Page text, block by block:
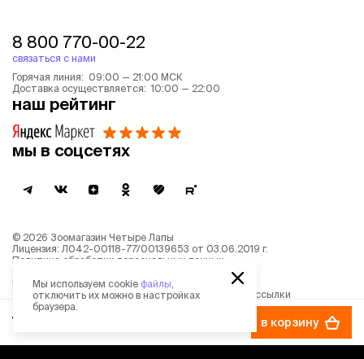
737 ₽ в корзину
8 800 770-00-22
связаться с нами
Горячая линия: 09:00 — 21:00 МСК
Доставка осуществляется: 10:00 — 22:00
наш рейтинг
мы в соцсетях
© 2026 Зоомагазин Четыре Лапы
Лицензия: Л042-00118-77/00139653 от 03.06.2019 г.
Политика обработки персональных данных
Согласие на обработку персональных данных
Пользовательское соглашение
Согласие на получение новостной и рекламной рассылки
Описание рекомендательных алгоритмов
Мы используем cookie файлы
отключить их можно в настройках
браузера.